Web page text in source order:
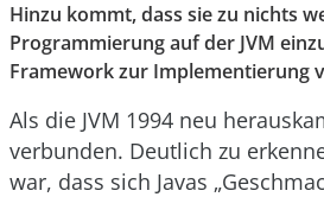
Hinzu kommt, dass sie zu nichts
Programmierung auf der JVM
Framework zur Implementierung
Als die JVM 1994 neu
verbunden. Deutlich zu
war, dass sich Javas